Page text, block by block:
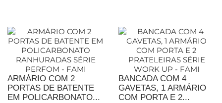
ARMÁRIO COM 2
PORTAS DE BATENTE
EM POLICARBONATO...
BANCADA COM 4
GAVETAS, 1 ARMÁRIO
COM PORTA E 2...